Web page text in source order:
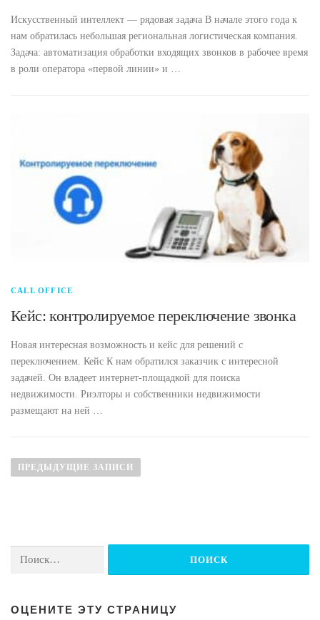
Искусственный интеллект — рядовая задача В начале этого года к
нам обратилась небольшая региональная логистическая компания.
Задача: автоматизация обработки входящих звонков в рабочее время
в роли оператора «первой линии» и …
CALL OFFICE
Кейс: контролируемое переключение звонка
Новая интересная возможность и кейс для решений с
переключением. Кейс К нам обратился заказчик с интересной
задачей. Он владеет интернет-площадкой для поиска
недвижимости. Риэлторы и собственники недвижимости
размещают на ней …
а
п
ПРЕДЫДУЩИЕ ЗАПИСИ
ОЦЕНИТЕ ЭТУ СТРАНИЦУ